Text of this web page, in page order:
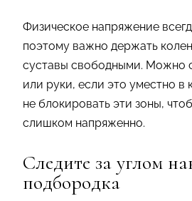
Физическое напряжение
поэтому важно держать
суставы свободными. Можно
или руки, если это уместно в
не блокировать эти зоны,
слишком напряженно.
Следите за углом
подбородка